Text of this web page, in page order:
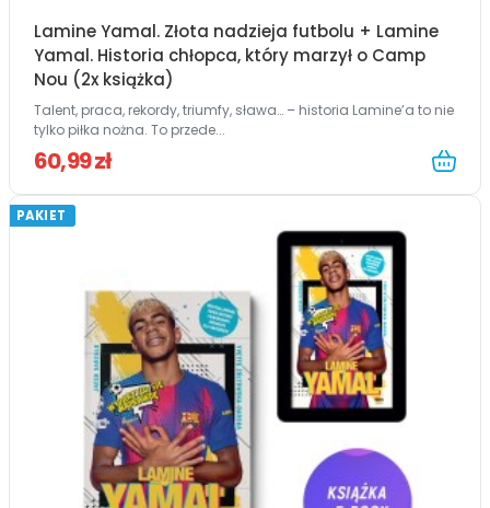
Lamine Yamal. Złota nadzieja futbolu + Lamine
Yamal. Historia chłopca, który marzył o Camp
Nou (2x książka)
Talent, praca, rekordy, triumfy, sława… – historia Lamine’a to nie
tylko piłka nożna. To przede...
60,99 zł
PAKIET